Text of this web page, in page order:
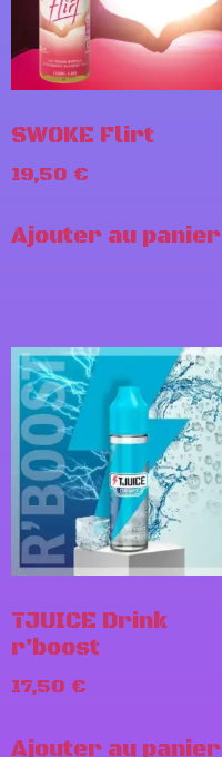
SWOKE Flirt
19,50 €
Ajouter au panier
TJUICE Drink
r’boost
17,50 €
Ajouter au panier